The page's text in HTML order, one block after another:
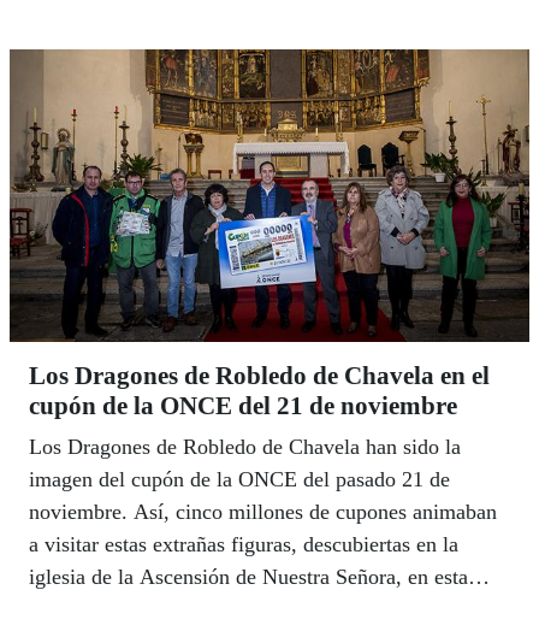
Los Dragones de Robledo de Chavela en el
cupón de la ONCE del 21 de noviembre
Los Dragones de Robledo de Chavela han sido la
imagen del cupón de la ONCE del pasado 21 de
noviembre. Así, cinco millones de cupones animaban
a visitar estas extrañas figuras, descubiertas en la
iglesia de la Ascensión de Nuestra Señora, en esta